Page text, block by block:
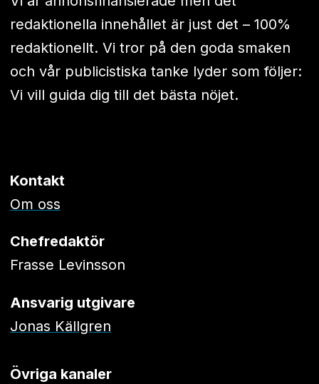
redaktionella innehållet är just det – 100%
redaktionellt. Vi tror på den goda smaken
och vår publicistiska tanke lyder som följer:
Vi vill guida dig till det bästa nöjet.
Kontakt
Om oss
Chefredaktör
Frasse Levinsson
Ansvarig utgivare
Jonas Källgren
Övriga kanaler